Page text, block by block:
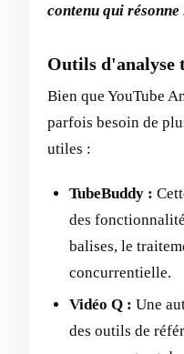
contenu qui
Outils d'analyse
Bien que YouTube
parfois besoin de
utiles :
TubeBuddy :
des
balises, le
concurrentielle.
Vidéo Q : Une
des outils de